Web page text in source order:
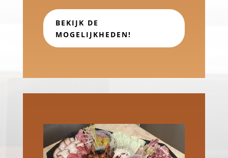
BEKIJK DE
MOGELIJKHEDEN!